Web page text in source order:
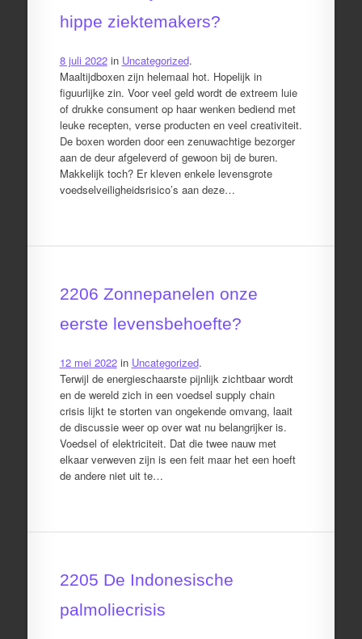
hippe ziektemakers?
8 juli 2022in Uncategorized.
Maaltijdboxen zijn helemaal hot. Hopelijk in
figuurlijke zin. Voor veel geld wordt de extreem luie
of drukke consument op haar wenken bediend met
leuke recepten, verse producten en veel creativiteit.
De boxen worden door een zenuwachtige bezorger
aan de deur afgeleverd of gewoon bij de buren.
Makkelijk toch? Er kleven enkele levensgrote
voedselveiligheidsrisico’s aan deze…
2206 Zonnepanelen onze
eerste levensbehoefte?
12 mei 2022in Uncategorized.
Terwijl de energieschaarste pijnlijk zichtbaar wordt
en de wereld zich in een voedsel supply chain
crisis lijkt te storten van ongekende omvang, laait
de discussie weer op over wat nu belangrijker is.
Voedsel of elektriciteit. Dat die twee nauw met
elkaar verweven zijn is een feit maar het een hoeft
de andere niet uit te…
2205 De Indonesische
palmoliecrisis